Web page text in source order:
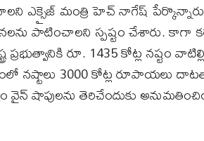
ఎక్సైజ్‌ మంత్రి హెచ్‌ నాగేష్‌
పాటించాలని స్పష్టం చేశారు.
రూ. 1435 కోట్ల నష్టం
నష్టాలు 3000 కోట్ల రూపాయలు
వైన్‌ షాపులను తెరిచేందుకు